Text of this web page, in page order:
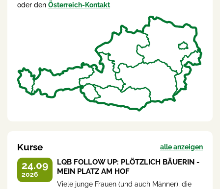
oder den Österreich-Kontakt
Kurse alle anzeigen
24.09
2026
LQB FOLLOW UP: PLÖTZLICH BÄUERIN -
MEIN PLATZ AM HOF
Viele junge Frauen (und auch Männer), die